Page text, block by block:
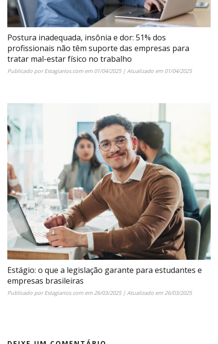
Postura inadequada, insônia e dor: 51% dos
profissionais não têm suporte das empresas para
tratar mal-estar físico no trabalho
Publicado porEstagiarios.comem 01/04/2025| Atualizado em 01/04/2025
Estágio: o que a legislação garante para estudantes e
empresas brasileiras
Publicado porEstagiarios.comem 26/03/2025| Atualizado em 26/03/2025